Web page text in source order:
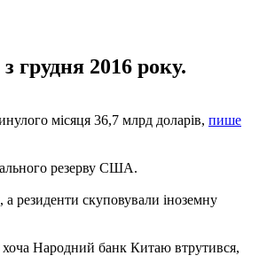
грудня 2016 року.
місяця 36,7 млрд доларів, пише
резерву США.
а резиденти скуповували іноземну
Народний банк Китаю втрутився,